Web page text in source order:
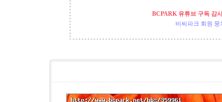
BCPARK 유튜브 구독 감
비씨파크 회원 뭉